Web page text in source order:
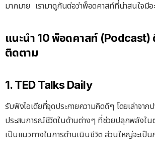
มากมาย เรามาดูกันต่อว่าพ็อดคาสท์ที่น่าสนใจมีอ
แนะนำ 10 พ็อดคาสท์ (Podcast)
ติดตาม
1. TED Talks Daily
รับฟังไอเดียที่จุดประกายความคิดดีๆ โดยเล่าจา
ประสบการณ์ชีวิตในด้านต่างๆ ที่ช่วยปลุกพลังใ
เป็นแนวทางในการดำนเนินชีวิต ส่วนใหญ่จะเป็